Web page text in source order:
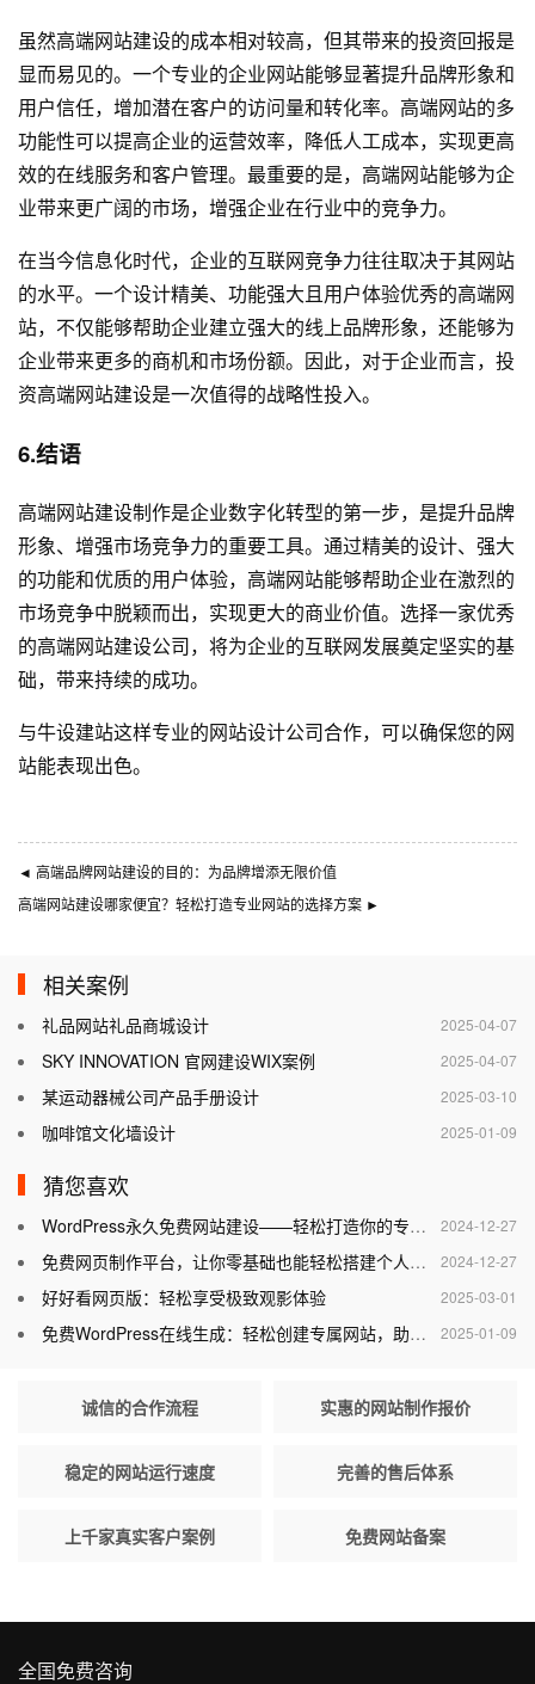
虽然高端网站建设的成本相对较高，但其带来的投资回报是
显而易见的。一个专业的企业网站能够显著提升品牌形象和
用户信任，增加潜在客户的访问量和转化率。高端网站的多
功能性可以提高企业的运营效率，降低人工成本，实现更高
效的在线服务和客户管理。最重要的是，高端网站能够为企
业带来更广阔的市场，增强企业在行业中的竞争力。
在当今信息化时代，企业的互联网竞争力往往取决于其网站
的水平。一个设计精美、功能强大且用户体验优秀的高端网
站，不仅能够帮助企业建立强大的线上品牌形象，还能够为
企业带来更多的商机和市场份额。因此，对于企业而言，投
资高端网站建设是一次值得的战略性投入。
6.结语
高端网站建设制作是企业数字化转型的第一步，是提升品牌
形象、增强市场竞争力的重要工具。通过精美的设计、强大
的功能和优质的用户体验，高端网站能够帮助企业在激烈的
市场竞争中脱颖而出，实现更大的商业价值。选择一家优秀
的高端网站建设公司，将为企业的互联网发展奠定坚实的基
础，带来持续的成功。
与牛设建站这样专业的网站设计公司合作，可以确保您的网
站能表现出色。
◄ 高端品牌网站建设的目的：为品牌增添无限价值
高端网站建设哪家便宜？轻松打造专业网站的选择方案 ►
相关案例
2025-04-07
礼品网站礼品商城设计
2025-04-07
SKY INNOVATION 官网建设WIX案例
2025-03-10
某运动器械公司产品手册设计
2025-01-09
咖啡馆文化墙设计
猜您喜欢
2024-12-27
WordPress永久免费网站建设——轻松打造你的专属网站
2024-12-27
免费网页制作平台，让你零基础也能轻松搭建个人网站
2025-03-01
好好看网页版：轻松享受极致观影体验
2025-01-09
免费WordPress在线生成：轻松创建专属网站，助力个人与企业腾飞
诚信的合作流程 实惠的网站制作报价
稳定的网站运行速度 完善的售后体系
上千家真实客户案例 免费网站备案
全国免费咨询